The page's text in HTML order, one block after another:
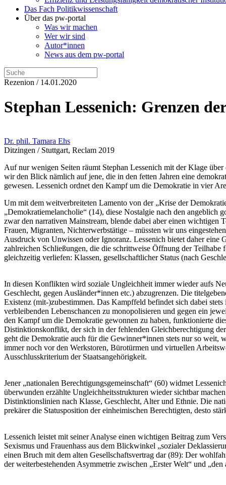
Das Fach Politikwissenschaft
Über das pw-portal
Was wir machen
Wer wir sind
Autor*innen
News aus dem pw-portal
Rezenion / 14.01.2020
Stephan Lessenich: Grenzen
Dr. phil. Tamara Ehs
Ditzingen / Stuttgart, Reclam 2019
Auf nur wenigen Seiten räumt Stephan Lessenich mit der Klage
wir den Blick nämlich auf jene, die in den fetten Jahren eine
gewesen. Lessenich ordnet den Kampf um die Demokratie in vier
Um mit dem weitverbreiteten Lamento von der „Krise der
„Demokratiemelancholie“ (14), diese Nostalgie nach den angeblich
zwar den narrativen Mainstream, blende dabei aber einen wichtigen
Frauen, Migranten, Nichterwerbstätige – müssten wir uns
Ausdruck von Unwissen oder Ignoranz. Lessenich bietet daher eine
zahlreichen Schließungen, die die schrittweise Öffnung der
gleichzeitig verliefen: Klassen, gesellschaftlicher Status (nach
In diesen Konflikten wird soziale Ungleichheit immer wieder aufs
Geschlecht, gegen Ausländer*innen etc.) abzugrenzen. Die
Existenz (mit-)zubestimmen. Das Kampffeld befindet sich dabei
verbleibenden Lebenschancen zu monopolisieren und gegen ein
den Kampf um die Demokratie gewonnen zu haben, funktionierte
Distinktionskonflikt, der sich in der fehlenden Gleichberechtigung
geht die Demokratie auch für die Gewinner*innen stets nur so weit,
immer noch vor den Werkstoren, Bürotürmen und virtuellen
Ausschlusskriterium der Staatsangehörigkeit.
Jener „nationalen Berechtigungsgemeinschaft“ (60) widmet
überwunden erzählte Ungleichheitsstrukturen wieder sichtbar
Distinktionslinien nach Klasse, Geschlecht, Alter und Ethnie. Die
prekärer die Statusposition der einheimischen Berechtigten, desto
Lessenich leistet mit seiner Analyse einen wichtigen Beitrag zum
Sexismus und Frauenhass aus dem Blickwinkel „sozialer
einen Bruch mit dem alten Gesellschaftsvertrag dar (89): Der
der weiterbestehenden Asymmetrie zwischen „Erster Welt“ und